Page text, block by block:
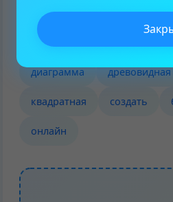
диаграмма
квадратная создать
онлайн